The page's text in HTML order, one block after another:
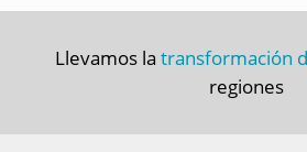
Llevamos la transformación
regiones